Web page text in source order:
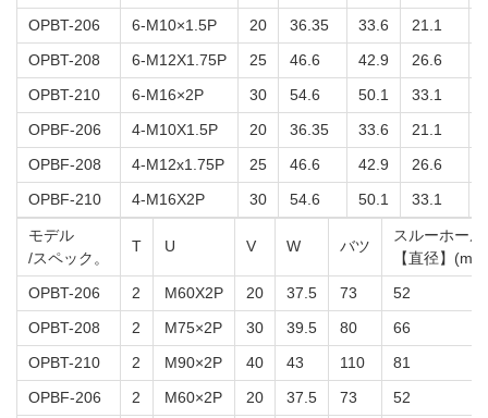
OPBT-206
6-M10×1.5P 20 36.35 33.6 21.1
OPBT-208
6-M12X1.75P 25 46.6 42.9 26.6
OPBT-210
6-M16×2P 30 54.6 50.1 33.1
OPBF-206
4-M10X1.5P 20 36.35 33.6 21.1
OPBF-208
4-M12x1.75P 25 46.6 42.9 26.6
OPBF-210
4-M16X2P 30 54.6 50.1 33.1
モデル
/スペック。
T U V W バツ
スルーホール
【直径】
OPBT-206
2 M60X2P 20 37.5 73
52
OPBT-208
2 M75×2P 30 39.5 80
66
OPBT-210
2 M90×2P 40 43 110
81
OPBF-206
2 M60×2P 20 37.5 73 52